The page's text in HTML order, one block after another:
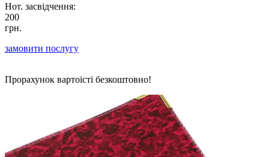
Нот. засвідчення:
200
грн.
замовити послугу
Прорахунок вартоісті безкоштовно!